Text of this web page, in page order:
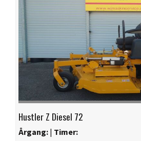
Hustler Z Diesel 72
Årgang: | Timer: